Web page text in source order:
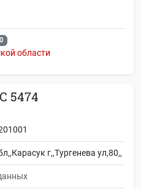
области
5474
г,,Тургенева ул,80,,